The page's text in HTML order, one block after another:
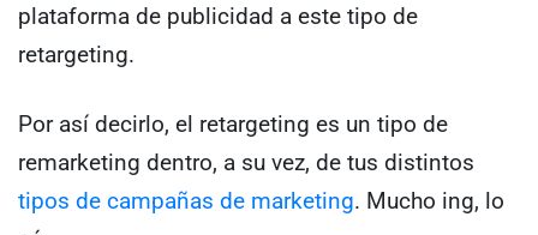
plataforma de publicidad a este tipo de
retargeting.
Por así decirlo, el retargeting es un tipo de
remarketing dentro, a su vez, de tus distintos
tipos de campañas de marketing. Mucho ing, lo